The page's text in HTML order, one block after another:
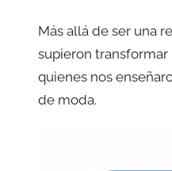
Más allá de ser una
supieron transformar
quienes nos
de moda.